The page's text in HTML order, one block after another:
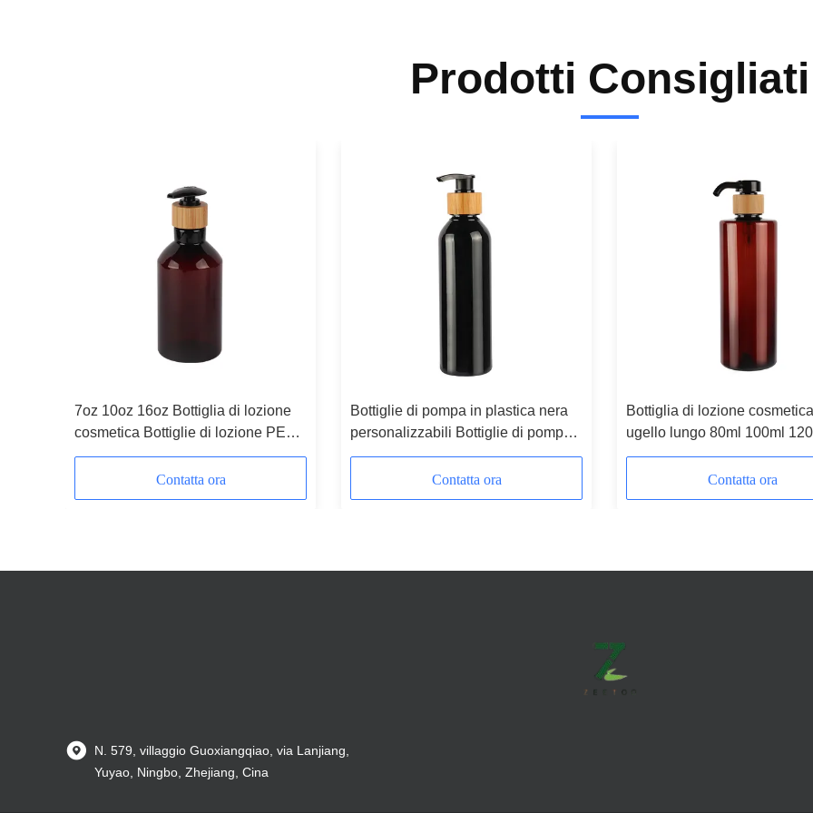
Prodotti Consigliati
7oz 10oz 16oz Bottiglia di lozione
cosmetica Bottiglie di lozione PET
ricaricabili Amber
Contatta ora
Bottiglie di pompa in plastica nera
personalizzabili Bottiglie di pompa
in plastica in bambù ecologica
180ml 200ml 250ml 300ml
Contatta ora
Bottiglia di lozione
ugello lungo 80ml 100ml
150ml 180ml 200ml Bottiglia
plastica ambraContatta ora
N. 579, villaggio Guoxiangqiao, via Lanjiang,
Yuyao, Ningbo, Zhejiang, Cina